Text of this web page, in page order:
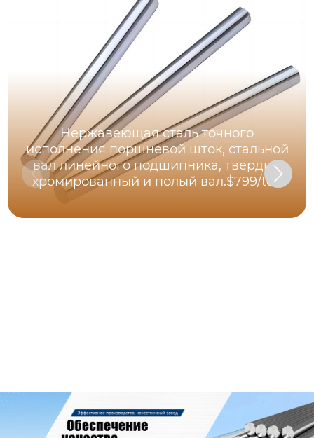
Нержавеющая сталь точного
исполнения поршневой шток, стальной
вал линейного подшипника, твердый
хромированный и полый вал.$799/ton